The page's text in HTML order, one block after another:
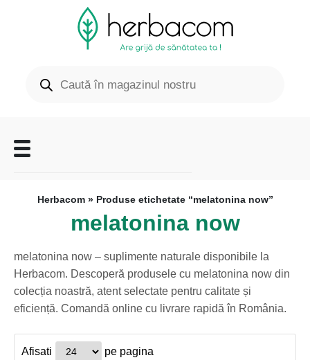
Herbacom» Produse etichetate “melatonina now”
melatonina now
melatonina now – suplimente naturale disponibile la
Herbacom. Descoperă produsele cu melatonina now din
colecția noastră, atent selectate pentru calitate și
eficiență. Comandă online cu livrare rapidă în România.
Afisati pe pagina